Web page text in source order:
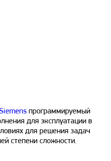
программируемый
для эксплуатации в
для решения задач
степени сложности.